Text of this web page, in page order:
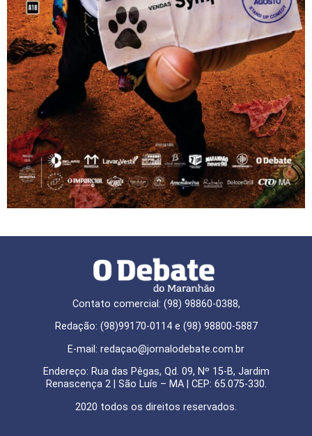
Contato comercial: (98) 98860-0388,
Redação: (98)99170-0114 e (98) 98800-5887
E-mail: redaçao@jornalodebate.com.br
Endereço: Rua das Pêgas, Qd. 09, Nº 15-B, Jardim
Renascença 2 | São Luís – MA | CEP: 65.075-330.
2020 todos os direitos reservados.